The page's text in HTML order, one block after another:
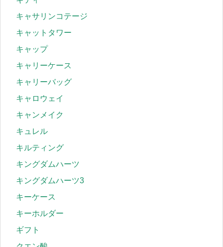
キャサリンコテージ
キャットタワー
キャップ
キャリーケース
キャリーバッグ
キャロウェイ
キャンメイク
キュレル
キルティング
キングダムハーツ
キングダムハーツ3
キーケース
キーホルダー
ギフト